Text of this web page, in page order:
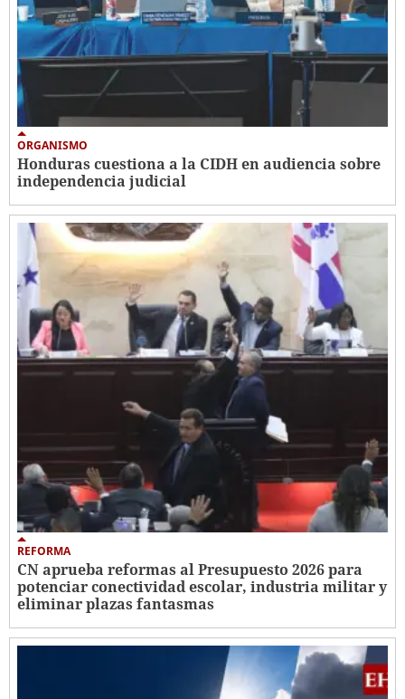
ORGANISMO
Honduras cuestiona a la CIDH en audiencia sobre
independencia judicial
REFORMA
CN aprueba reformas al Presupuesto 2026 para
potenciar conectividad escolar, industria militar y
eliminar plazas fantasmas